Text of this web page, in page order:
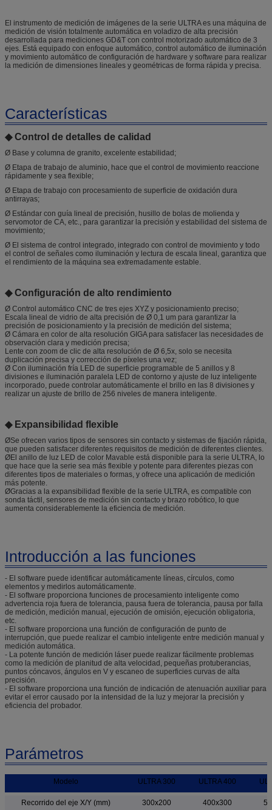
El instrumento de medición de imágenes de la serie ULTRA es una máquina de
medición de visión totalmente automática en voladizo de alta precisión
desarrollada para mediciones GD&T con control motorizado automático de 3
ejes. Está equipado con enfoque automático, control automático de iluminación
y movimiento automático de configuración de hardware y software para realizar
la medición de dimensiones lineales y geométricas de forma rápida y precisa.
Características
◆ Control de detalles de calidad
Ø Base y columna de granito, excelente estabilidad;
Ø Etapa de trabajo de aluminio, hace que el control de movimiento reaccione
rápidamente y sea flexible;
Ø Etapa de trabajo con procesamiento de superficie de oxidación dura
antirrayas;
Ø Estándar con guía lineal de precisión, husillo de bolas de molienda y
servomotor de CA, etc., para garantizar la precisión y estabilidad del sistema de
movimiento;
Ø El sistema de control integrado, integrado con control de movimiento y todo
el control de señales como iluminación y lectura de escala lineal, garantiza que
el rendimiento de la máquina sea extremadamente estable.
◆ Configuración de alto rendimiento
Ø Control automático CNC de tres ejes XYZ y posicionamiento preciso;
Escala lineal de vidrio de alta precisión de Ø 0,1 um para garantizar la
precisión de posicionamiento y la precisión de medición del sistema;
Ø Cámara en color de alta resolución GIGA para satisfacer las necesidades de
observación clara y medición precisa;
Lente con zoom de clic de alta resolución de Ø 6,5x, solo se necesita
duplicación precisa y corrección de píxeles una vez;
Ø Con iluminación fría LED de superficie programable de 5 anillos y 8
divisiones e iluminación paralela LED de contorno y ajuste de luz inteligente
incorporado, puede controlar automáticamente el brillo en las 8 divisiones y
realizar un ajuste de brillo de 256 niveles de manera inteligente.
◆ Expansibilidad flexible
ØSe ofrecen varios tipos de sensores sin contacto y sistemas de fijación rápida,
que pueden satisfacer diferentes requisitos de medición de diferentes clientes.
ØEl anillo de luz LED de color Mavable está disponible para la serie ULTRA, lo
que hace que la serie sea más flexible y potente para diferentes piezas con
diferentes tipos de materiales o formas, y ofrece una aplicación de medición
más potente.
ØGracias a la expansibilidad flexible de la serie ULTRA, es compatible con
sonda táctil, sensores de medición sin contacto y brazo robótico, lo que
aumenta considerablemente la eficiencia de medición.
Introducción a las funciones
- El software puede identificar automáticamente líneas, círculos, como
elementos y medirlos automáticamente.
- El software proporciona funciones de procesamiento inteligente como
advertencia roja fuera de tolerancia, pausa fuera de tolerancia, pausa por falla
de medición, medición manual, ejecución de omisión, ejecución obligatoria,
etc.
- El software proporciona una función de configuración de punto de
interrupción, que puede realizar el cambio inteligente entre medición manual y
medición automática.
- La potente función de medición láser puede realizar fácilmente problemas
como la medición de planitud de alta velocidad, pequeñas protuberancias,
puntos cóncavos, ángulos en V y escaneo de superficies curvas de alta
precisión.
- El software proporciona una función de indicación de atenuación auxiliar para
evitar el error causado por la intensidad de la luz y mejorar la precisión y
eficiencia del probador.
Parámetros
Modelo ULTRA 300 ULTRA 400
Recorrido del eje X/Y (mm) 300x200 400x300